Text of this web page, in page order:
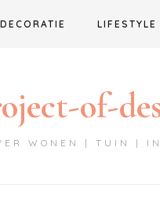
LIFESTYLE
of-
WONEN | TUIN |